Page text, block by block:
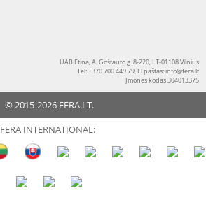
UAB Etina, A. Goštauto g. 8-220, LT-01108 Vilnius
Tel: +370 700 449 79, El.paštas:info@fera.lt
Įmonės kodas 304013375
© 2015-2026 FERA.LT.
FERA INTERNATIONAL: